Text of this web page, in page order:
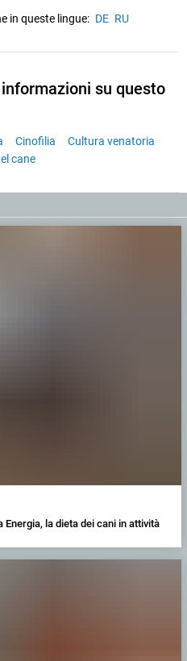
in queste lingue: DE RU
su questo
Cinofilia
Cultura venatoria
cane
la dieta dei cani in attività